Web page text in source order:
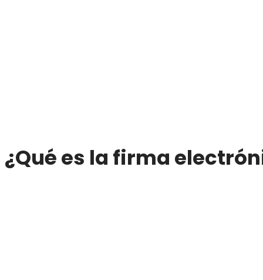
¿Qué es la firma